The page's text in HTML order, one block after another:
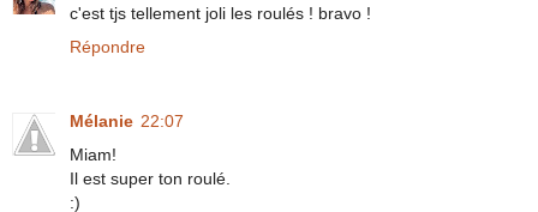
c'est tjs tellement joli les roulés ! bravo !
Répondre
Mélanie 22:07
Miam!
Il est super ton roulé.
:)